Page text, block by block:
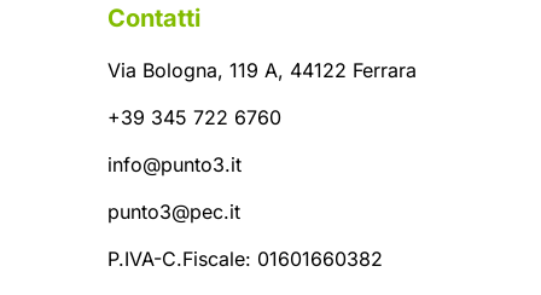
Contatti
Via Bologna, 119 A, 44122 Ferrara
+39 345 722 6760
info@punto3.it
punto3@pec.it
P.IVA-C.Fiscale: 01601660382